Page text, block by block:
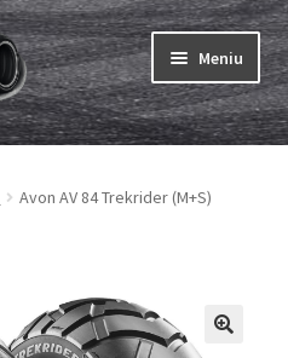
Meniu
menu
Avon AV 84 Trekrider (M+S)